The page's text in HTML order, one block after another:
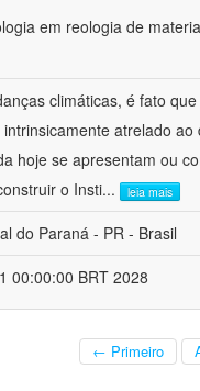
em reologia de
climáticas, é fato
atrelado
hoje se apresentam ou
o Insti... leia mais
do Paraná - PR - Brasil
00:00:00 BRT 2028
← Primeiro